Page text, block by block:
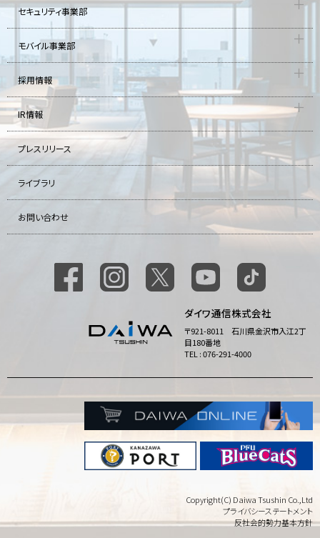
セキュリティ事業部
モバイル事業部
採用情報
IR情報
プレスリリース
ライブラリ
お問い合わせ
ダイワ通信株式会社
〒921-8011 石川県金沢市入江2丁
目180番地
TEL : 076-291-4000
Copyright(C) Daiwa Tsushin Co.,Ltd
プライバシーステートメント
反社会的勢力基本方針